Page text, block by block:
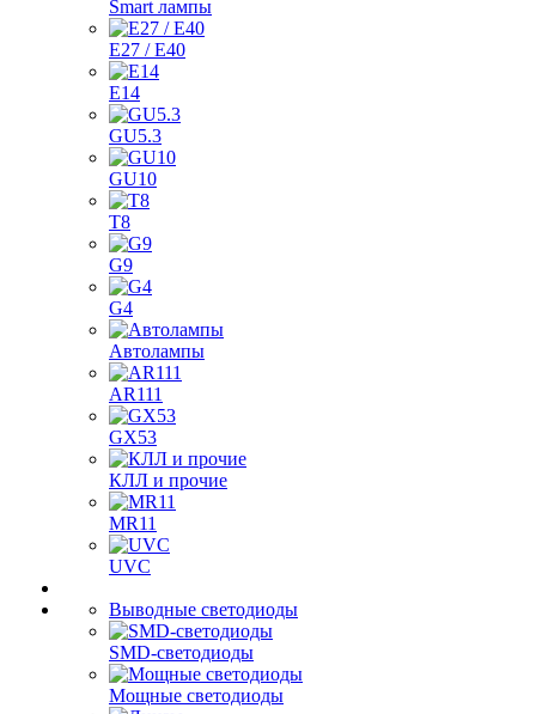
Smart лампы
E27 / E40
E14
GU5.3
GU10
T8
G9
G4
Автолампы
AR111
GX53
КЛЛ и прочие
MR11
UVC
Выводные светодиоды
SMD-светодиоды
Мощные светодиоды